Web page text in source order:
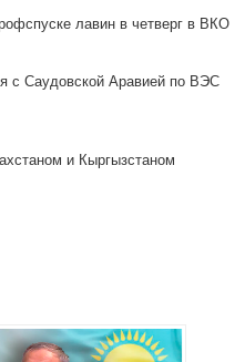
лавин в четверг в ВКО
с Саудовской Аравией по ВЭС
и Кыргызстаном